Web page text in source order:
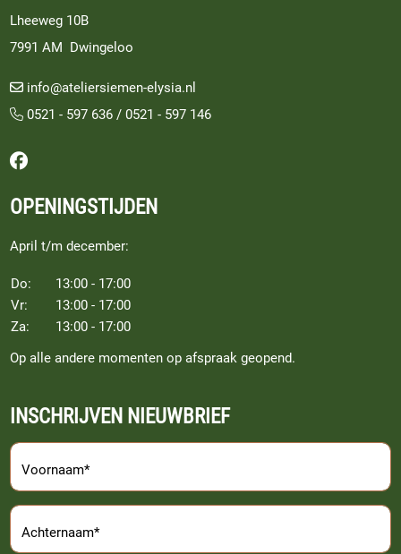
Lheeweg 10B
7991 AM Dwingeloo
info@ateliersiemen-elysia.nl
0521 - 597 636 /0521 - 597 146
Volg ons op Facebook
OPENINGSTIJDEN
April t/m december:
Do:
13:00 - 17:00
Vr:
13:00 - 17:00
Za:
13:00 - 17:00
Op alle andere momenten op afspraak geopend.
INSCHRIJVEN NIEUWBRIEF
Voornaam*
Achternaam*